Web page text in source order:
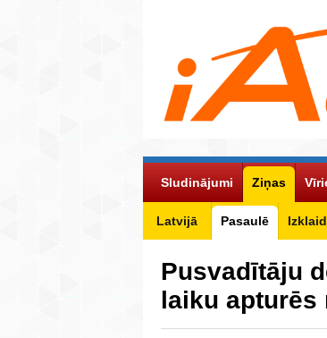
Sludinājumi Ziņas
Latvijā Pasaulē
Pusvadītāju
laiku apturēs